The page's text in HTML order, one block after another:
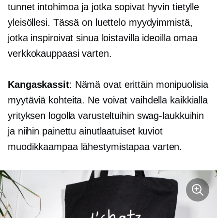
tunnet intohimoa ja jotka sopivat hyvin tietylle
yleisöllesi. Tässä on luettelo myydyimmistä,
jotka inspiroivat sinua loistavilla ideoilla omaa
verkkokauppaasi varten.
Kangaskassit: Nämä ovat erittäin monipuolisia
myytäviä kohteita. Ne voivat vaihdella kaikkialla
yrityksen logolla varusteltuihin swag-laukkuihin
ja niihin painettu ainutlaatuiset kuviot
muodikkaampaa lähestymistapaa varten.